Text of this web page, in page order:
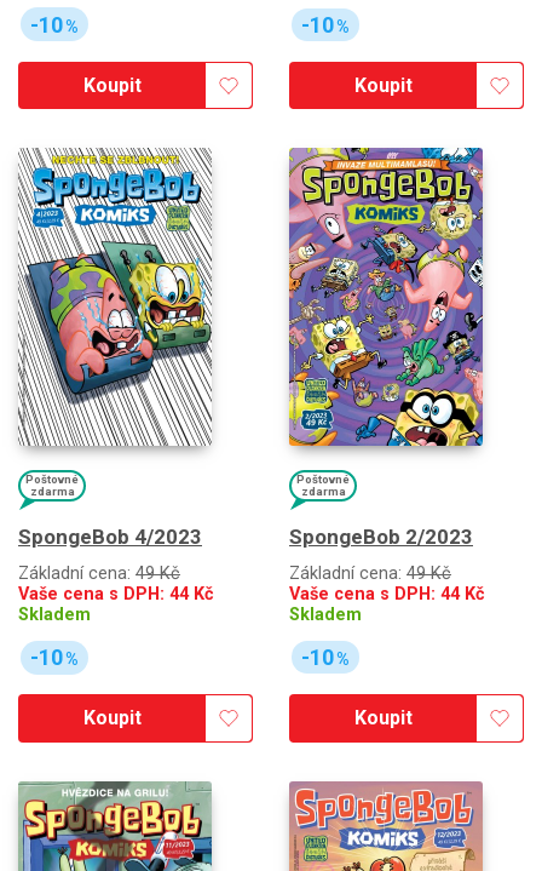
-10%
Koupit
-10%
Koupit
Poštovné
zdarma
SpongeBob 4/2023
Základní cena: 49 Kč
Vaše cena s DPH: 44Kč
Skladem
-10%
Koupit
Poštovné
zdarma
SpongeBob 2/2023
Základní cena: 49 Kč
Vaše cena s DPH: 44Kč
Skladem
-10%
Koupit